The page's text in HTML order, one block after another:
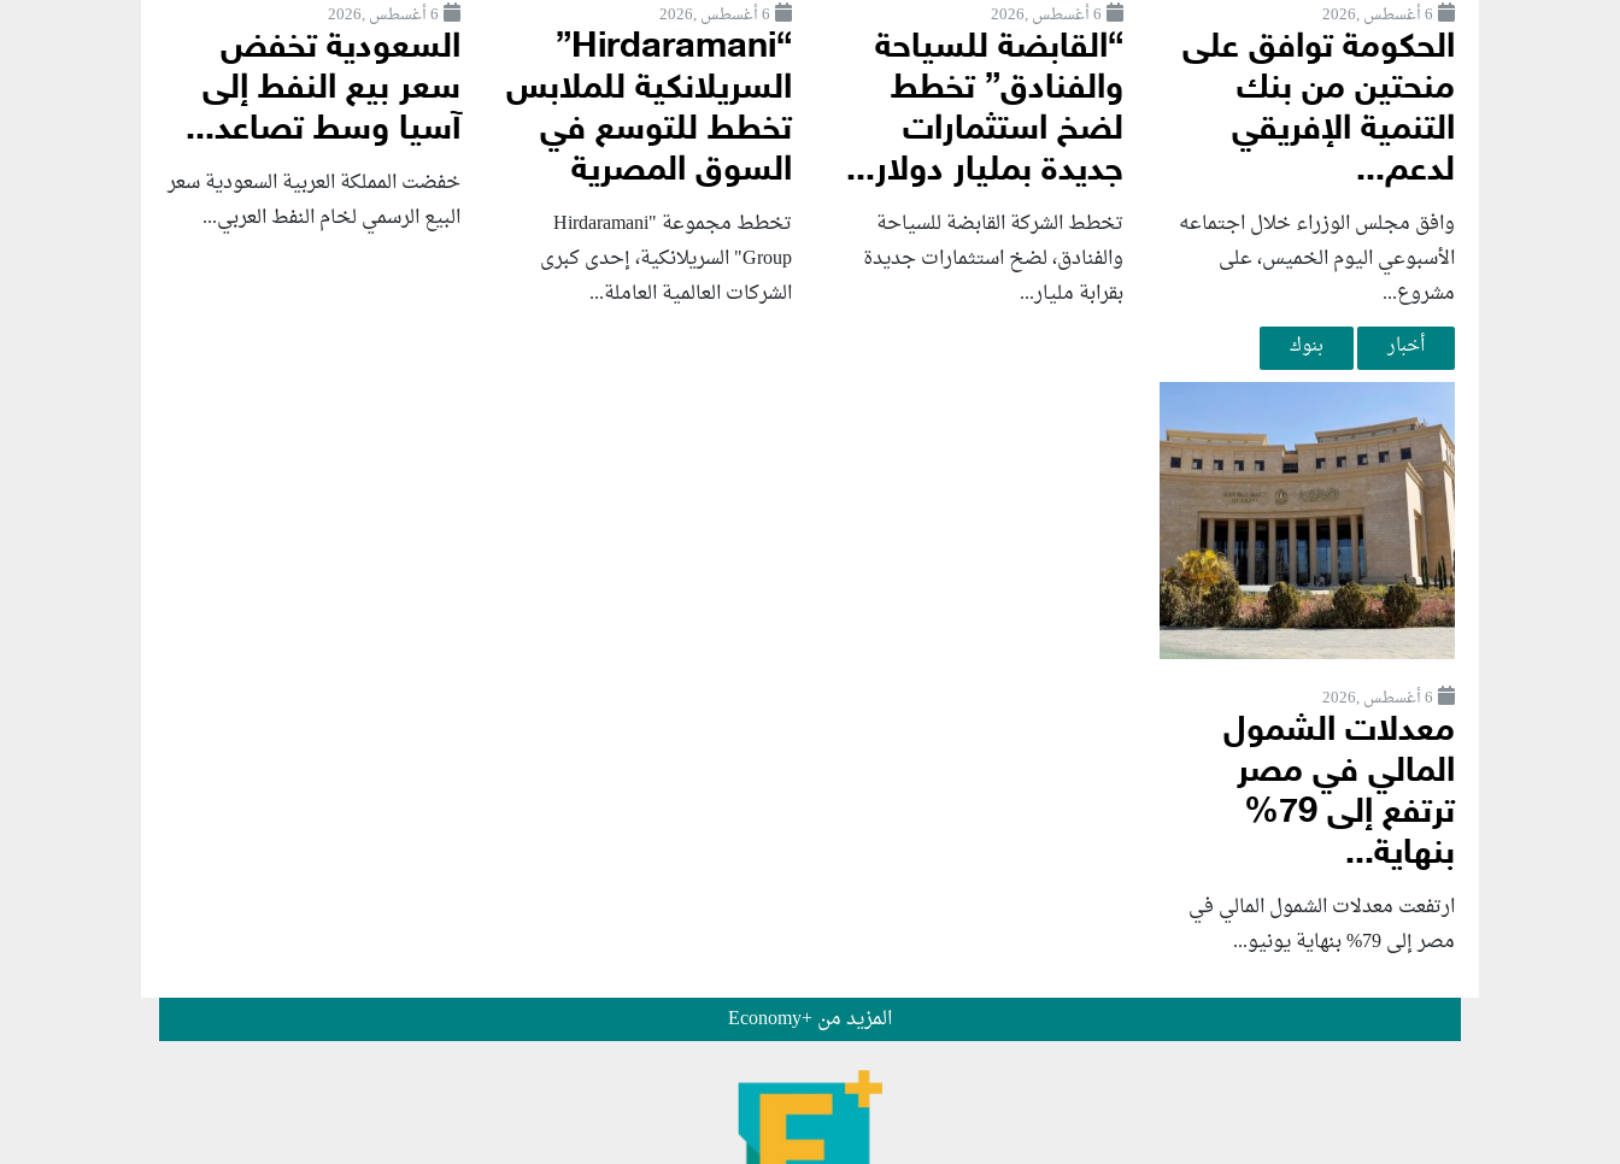
6 أغسطس ,2026
الحكومة توافق على
منحتين من بنك
التنمية الإفريقي
لدعم...
وافق مجلس الوزراء خلال اجتماعه
الأسبوعي اليوم الخميس، على
مشروع...
6 أغسطس ,2026
“القابضة للسياحة
والفنادق” تخطط
لضخ استثمارات
جديدة بمليار دولار...
تخطط الشركة القابضة للسياحة
والفنادق، لضخ استثمارات جديدة
بقرابة مليار...
6 أغسطس ,2026
“Hirdaramani”
السريلانكية للملابس
تخطط للتوسع في
السوق المصرية
تخطط مجموعة "Hirdaramani
Group" السريلانكية، إحدى كبرى
الشركات العالمية العاملة...
6 أغسطس ,2026
السعودية تخفض
سعر بيع النفط إلى
آسيا وسط تصاعد...
خفضت المملكة العربية السعودية سعر
البيع الرسمي لخام النفط العربي...
أخبار بنوك
6 أغسطس ,2026
معدلات الشمول
المالي في مصر
ترتفع إلى 79%
بنهاية...
ارتفعت معدلات الشمول المالي في
مصر إلى 79% بنهاية يونيو...
المزيد من +Economy